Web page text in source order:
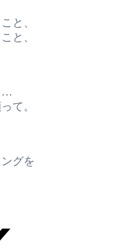
と、
と、
…
て。
グを